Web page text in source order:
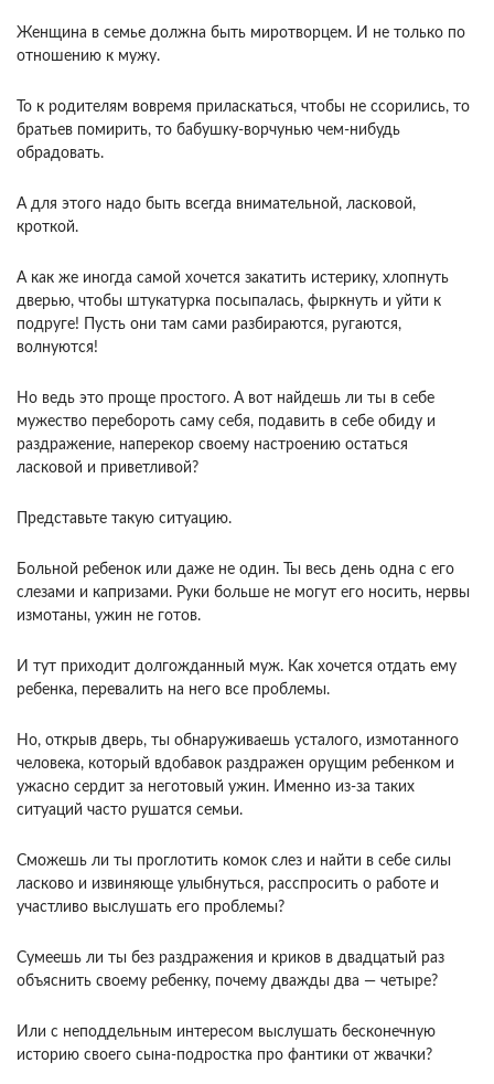
Женщина в семье должна быть миротворцем. И не только по
отношению к мужу.
То к родителям вовремя приласкаться, чтобы не ссорились, то
братьев помирить, то бабушку-ворчунью чем-нибудь
обрадовать.
А для этого надо быть всегда внимательной, ласковой,
кроткой.
А как же иногда самой хочется закатить истерику, хлопнуть
дверью, чтобы штукатурка посыпалась, фыркнуть и уйти к
подруге! Пусть они там сами разбираются, ругаются,
волнуются!
Но ведь это проще простого. А вот найдешь ли ты в себе
мужество перебороть саму себя, подавить в себе обиду и
раздражение, наперекор своему настроению остаться
ласковой и приветливой?
Представьте такую ситуацию.
Больной ребенок или даже не один. Ты весь день одна с его
слезами и капризами. Руки больше не могут его носить, нервы
измотаны, ужин не готов.
И тут приходит долгожданный муж. Как хочется отдать ему
ребенка, перевалить на него все проблемы.
Но, открыв дверь, ты обнаруживаешь усталого, измотанного
человека, который вдобавок раздражен орущим ребенком и
ужасно сердит за неготовый ужин. Именно из-за таких
ситуаций часто рушатся семьи.
Сможешь ли ты проглотить комок слез и найти в себе силы
ласково и извиняюще улыбнуться, расспросить о работе и
участливо выслушать его проблемы?
Сумеешь ли ты без раздражения и криков в двадцатый раз
объяснить своему ребенку, почему дважды два — четыре?
Или с неподдельным интересом выслушать бесконечную
историю своего сына-подростка про фантики от жвачки?